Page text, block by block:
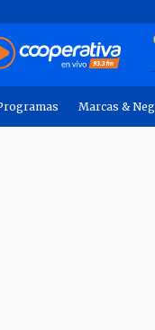
Marcas &